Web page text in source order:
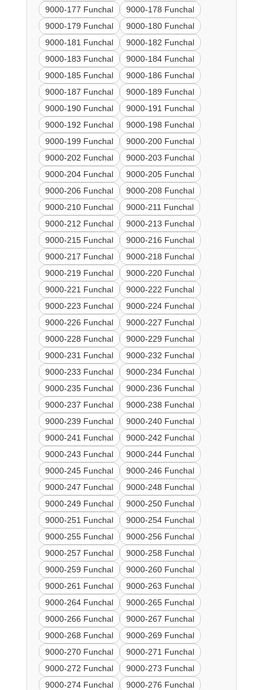
9000-177 Funchal
9000-178 Funchal
9000-179 Funchal
9000-180 Funchal
9000-181 Funchal
9000-182 Funchal
9000-183 Funchal
9000-184 Funchal
9000-185 Funchal
9000-186 Funchal
9000-187 Funchal
9000-189 Funchal
9000-190 Funchal
9000-191 Funchal
9000-192 Funchal
9000-198 Funchal
9000-199 Funchal
9000-200 Funchal
9000-202 Funchal
9000-203 Funchal
9000-204 Funchal
9000-205 Funchal
9000-206 Funchal
9000-208 Funchal
9000-210 Funchal
9000-211 Funchal
9000-212 Funchal
9000-213 Funchal
9000-215 Funchal
9000-216 Funchal
9000-217 Funchal
9000-218 Funchal
9000-219 Funchal
9000-220 Funchal
9000-221 Funchal
9000-222 Funchal
9000-223 Funchal
9000-224 Funchal
9000-226 Funchal
9000-227 Funchal
9000-228 Funchal
9000-229 Funchal
9000-231 Funchal
9000-232 Funchal
9000-233 Funchal
9000-234 Funchal
9000-235 Funchal
9000-236 Funchal
9000-237 Funchal
9000-238 Funchal
9000-239 Funchal
9000-240 Funchal
9000-241 Funchal
9000-242 Funchal
9000-243 Funchal
9000-244 Funchal
9000-245 Funchal
9000-246 Funchal
9000-247 Funchal
9000-248 Funchal
9000-249 Funchal
9000-250 Funchal
9000-251 Funchal
9000-254 Funchal
9000-255 Funchal
9000-256 Funchal
9000-257 Funchal
9000-258 Funchal
9000-259 Funchal
9000-260 Funchal
9000-261 Funchal
9000-263 Funchal
9000-264 Funchal
9000-265 Funchal
9000-266 Funchal
9000-267 Funchal
9000-268 Funchal
9000-269 Funchal
9000-270 Funchal
9000-271 Funchal
9000-272 Funchal
9000-273 Funchal
9000-274 Funchal
9000-276 Funchal